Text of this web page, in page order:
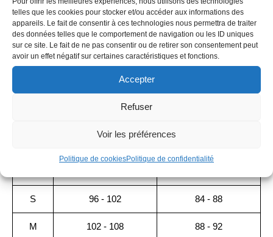
telles que les cookies pour stocker et/ou accéder aux informations des
appareils. Le fait de consentir à ces technologies nous permettra de traiter
des données telles que le comportement de navigation ou les ID uniques
sur ce site. Le fait de ne pas consentir ou de retirer son consentement peut
avoir un effet négatif sur certaines caractéristiques et fonctions.
Accepter
Refuser
Voir les préférences
Politique de cookiesPolitique de confidentialité
DÉLAI D'EXPÉDITION
Les commandes effectuées avant 12h sont expédiées le jour même,
hors week-ends, jours fériés et périodes de forte affluence.
Guide des tailles
HOMME
S 96 - 102 84 - 88
M 102 - 108 88 - 92